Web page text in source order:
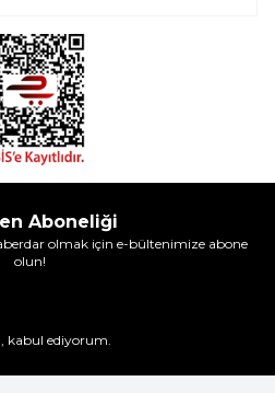
Aboneliği
olmak için e-bültenimize abone
olun!
kabul ediyorum.